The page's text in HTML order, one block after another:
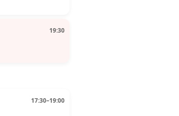
19:30
17:30–19:00